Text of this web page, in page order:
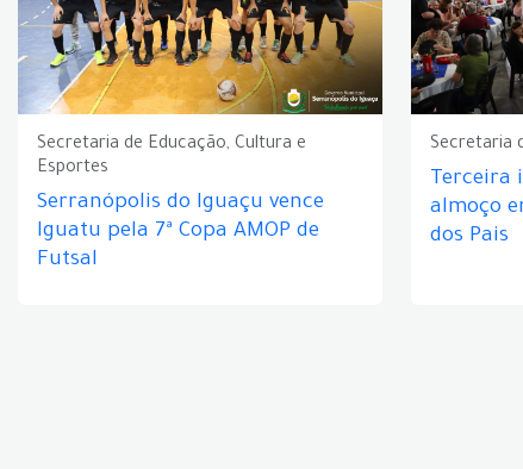
Secretaria de Educação, Cultura e
Esportes
Serranópolis do Iguaçu vence
Iguatu pela 7ª Copa AMOP de
Futsal
Secretaria
Terceira
almoço
dos Pais